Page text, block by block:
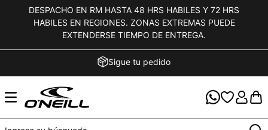
DESPACHO EN RM HASTA 48 HRS HABILES Y 72 HRS
HABILES EN REGIONES. ZONAS EXTREMAS PUEDE
EXTENDERSE TIEMPO DE ENTREGA.
Sigue tu pedido